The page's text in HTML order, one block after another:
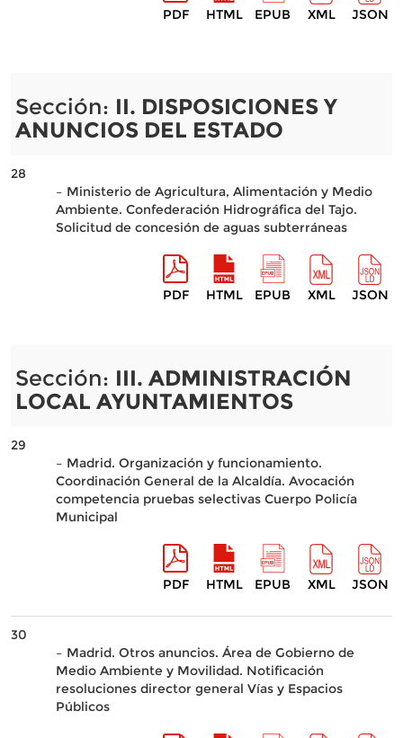
PDF HTML EPUB XML JSON
Sección: II. DISPOSICIONES Y
ANUNCIOS DEL ESTADO
28
– Ministerio de Agricultura, Alimentación y Medio
Ambiente. Confederación Hidrográfica del Tajo.
Solicitud de concesión de aguas subterráneas
PDF HTML EPUB XML JSON
Sección: III. ADMINISTRACIÓN
LOCAL AYUNTAMIENTOS
29
– Madrid. Organización y funcionamiento.
Coordinación General de la Alcaldía. Avocación
competencia pruebas selectivas Cuerpo Policía
Municipal
PDF HTML EPUB XML JSON
30
– Madrid. Otros anuncios. Área de Gobierno de
Medio Ambiente y Movilidad. Notificación
resoluciones director general Vías y Espacios
Públicos